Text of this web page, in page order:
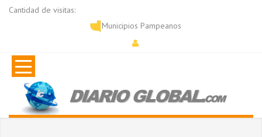
Cantidad de visitas:
Municipios Pampeanos